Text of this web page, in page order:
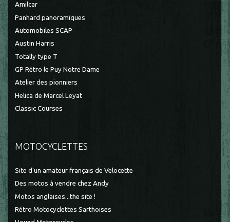
Amilcar
Panhard panoramiques
Automobiles SCAP
Austin Harris
Totally type T
GP Rétro le Puy Notre Dame
Atelier des pionniers
Helica de Marcel Leyat
Classic Courses
MOTOCYCLETTES
Site d'un amateur français de Velocette
Des motos à vendre chez Andy
Motos anglaises...the site !
Rétro Motocyclettes Sarthoises